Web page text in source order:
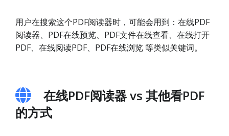
用户在搜索这个PDF阅读器时，可能会用到：在线PDF
阅读器、PDF在线预览、PDF文件在线查看、在线打开
PDF、在线阅读PDF、PDF在线浏览 等类似关键词。
在线PDF阅读器 vs 其他看PDF
的方式